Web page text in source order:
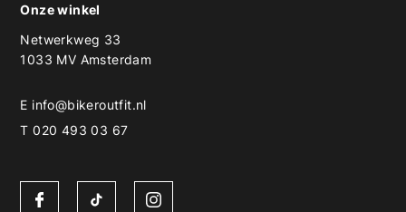
Onze winkel
Netwerkweg 33
1033 MV Amsterdam
E info@bikeroutfit.nl
T 020 493 03 67